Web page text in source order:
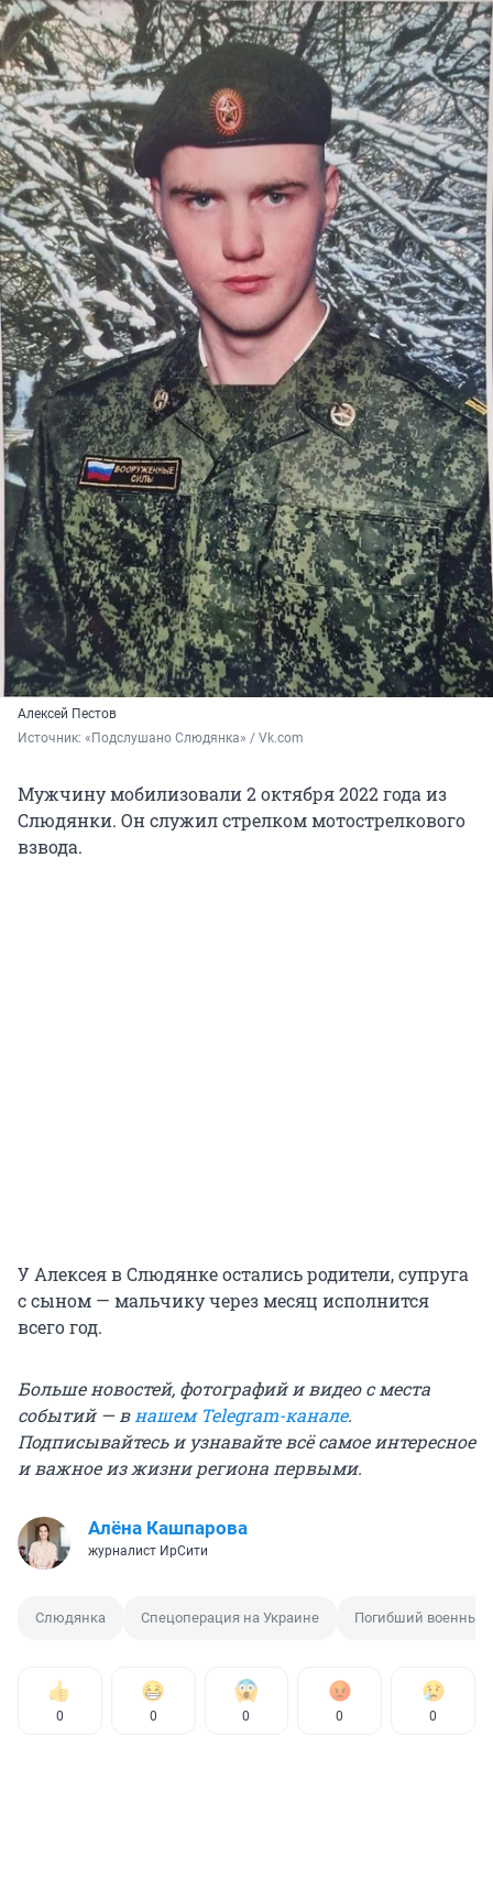
Алексей Пестов
Источник: «Подслушано Слюдянка» / Vk.com
Мужчину мобилизовали 2 октября 2022 года из
Слюдянки. Он служил стрелком мотострелкового
взвода.
У Алексея в Слюдянке остались родители, супруга
с сыном — мальчику через месяц исполнится
всего год.
Больше новостей, фотографий и видео с места
событий — в нашем Telegram-канале.
Подписывайтесь и узнавайте всё самое интересное
и важное из жизни региона первыми.
Алёна Кашпарова
журналист ИрСити
Слюдянка Спецоперация на Украине Погибший военный
0 0 0 0 0